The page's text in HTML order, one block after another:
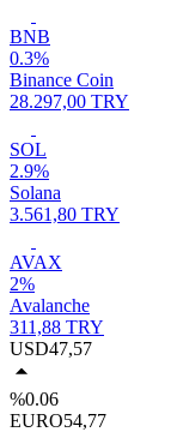
BNB
0.3%
Binance Coin
28.297,00 TRY
SOL
2.9%
Solana
3.561,80 TRY
AVAX
2%
Avalanche
311,88 TRY
USD47,57
%0.06
EURO54,77